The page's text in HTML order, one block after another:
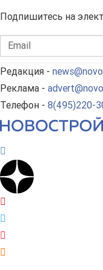
Подпишитесь на
Редакция -
Реклама -
Телефон - 8(495)220-